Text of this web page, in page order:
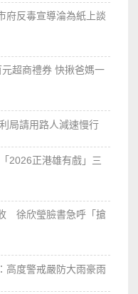
府反毒宣導淪為紙上談
超商禮券 快揪爸媽一
局請用路人減速慢行
2026正港雄有戲」三
徐欣瑩臉書急呼「搶
高度警戒嚴防大雨豪雨